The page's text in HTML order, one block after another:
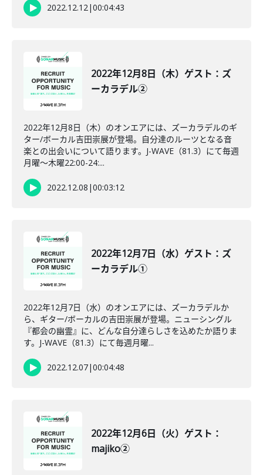
2022.12.12|00:04:43
2022年12月8日（木）ゲスト：ズ
ーカラデル②
2022年12月8日（木）のオンエアには、ズーカラデルのギ
ター/ボーカル吉田崇展が登場。自分達のルーツとなる音
楽との出会いについて語ります。J-WAVE（81.3）にて毎週
月曜～木曜22:00-24:...
2022.12.08 |00:03:12
2022年12月7日（水）ゲスト：ズ
ーカラデル①
2022年12月7日（水）のオンエアには、ズーカラデルか
ら、ギター/ボーカルの吉田崇展が登場。ニューシングル
『都会の幽霊』に、どんな自分達らしさを込めたか語りま
す。J-WAVE（81.3）にて毎週月曜...
2022.12.07|00:04:48
2022年12月6日（火）ゲスト：
majiko②